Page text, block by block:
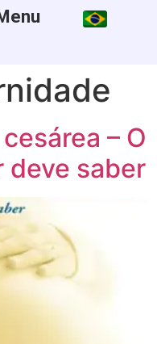
– O
deve saber